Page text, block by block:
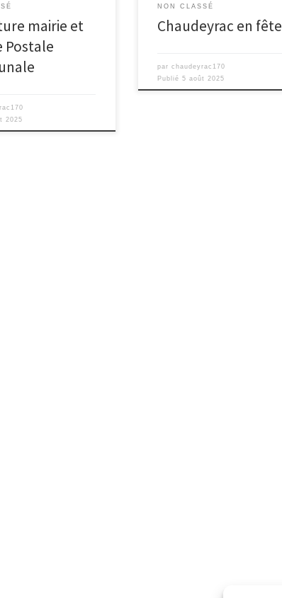
mairie et
Postale
2025
NON CLASSÉ
Chaudeyrac en fête
parchaudeyrac170
Publié5 août 2025